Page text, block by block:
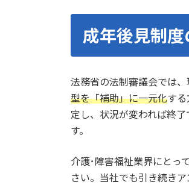
成年後見制
法務省の法制審議会では
型を「補助」に一元化す
定し、状況が変われば終
す。
介護･障害福祉業界にとっ
さい。当社でも引き続きア